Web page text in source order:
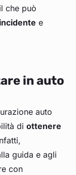
che può
e
in auto
auto
diottenere
guida e agli
con